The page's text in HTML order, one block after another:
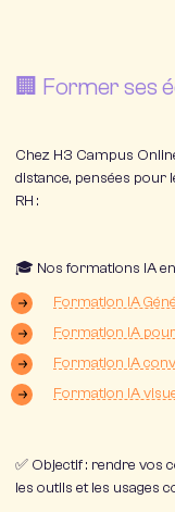
🏢 Former ses
Chez H3 Campus
distance, pensées pour
RH :
🎓 Nos formations IA
Formation IA
Formation IA
Formation IA
Formation IA
✅ Objectif : rendre vos
les outils et les usages